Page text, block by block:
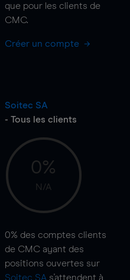
que pour les clients de
CMC.
Créer un compte
Soitec SA
- Tous les clients
0%
N/A
0% des comptes clients
de CMC ayant des
positions ouvertes sur
Soitec SA s'attendent à